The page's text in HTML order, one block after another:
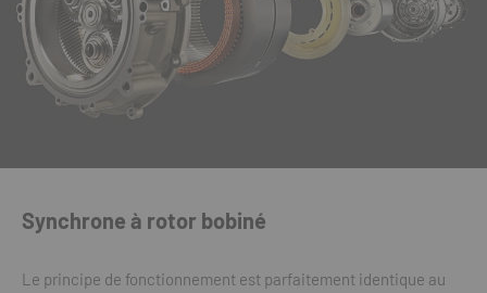
Synchrone à rotor bobiné
Le principe de fonctionnement est parfaitement identique au